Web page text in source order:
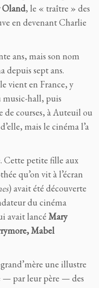
Oland, le « traître » des
en devenant Charlie
ans, mais son nom
depuis sept ans.
vient en France, y
music-hall, puis
de courses, à Auteuil ou
mais le cinéma l’a
Cette petite fille aux
qu’on vit à l’écran
) avait été découverte
du cinéma
avait lancé Mary
Mabel
une illustre
— par leur père — des